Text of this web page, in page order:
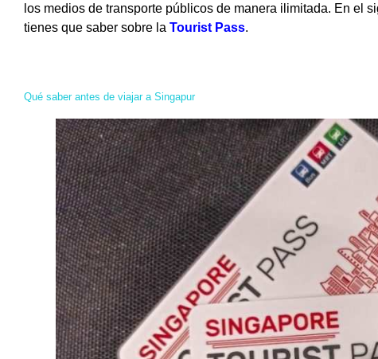
los medios de transporte públicos de manera ilimitada. En el
tienes que saber sobre la Tourist Pass.
Qué saber antes de viajar a Singapur